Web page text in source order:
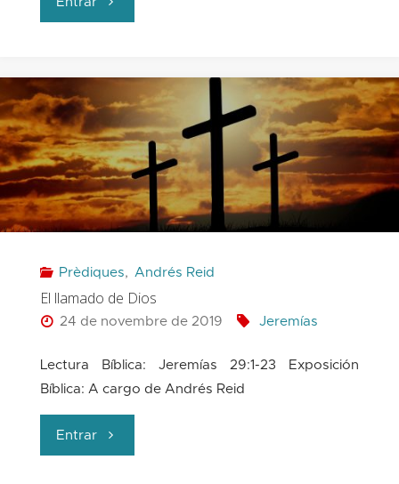
Jerusalén:
para
el
y
para
el
Prèdiques, Andrés Reid
El llamado de Dios
24 de novembre de 2019 Jeremías
Lectura Bíblica: Jeremías 29:1-23 Exposición
Bíblica: A cargo de Andrés Reid
Entrar"El